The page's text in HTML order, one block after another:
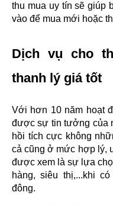
thu mua uy tín sẽ giúp
vào để mua mới hoặc
Dịch vụ cho
thanh lý giá tốt
Với hơn 10 năm hoạt
được sự tin tưởng của
hồi tích cực không
cả cũng ở mức hợp lý,
được xem là sự lựa
hàng, siêu thị,...khi
đông.